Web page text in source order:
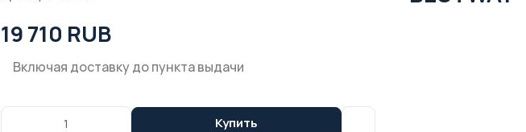
19 710 RUB
Включая доставку до пункта выдачи
Купить